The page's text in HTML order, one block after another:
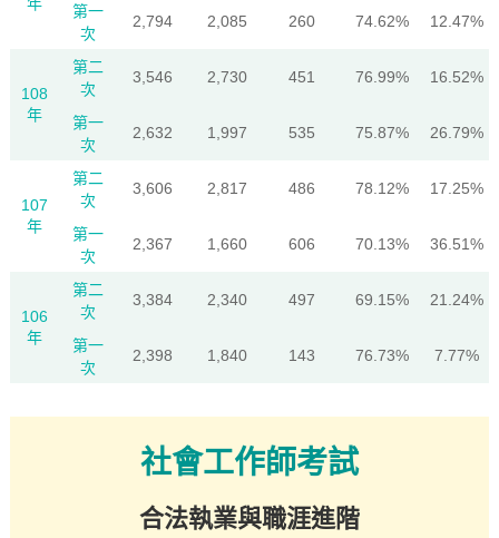
第一
次
2,794 2,085 260 74.62% 12.47%
108
年
第二
次
3,546 2,730 451 76.99% 16.52%
第一
次
2,632 1,997 535 75.87% 26.79%
107
年
第二
次
3,606 2,817 486 78.12% 17.25%
第一
次
2,367 1,660 606 70.13% 36.51%
106
年
第二
次
3,384 2,340 497 69.15% 21.24%
第一
次
2,398 1,840 143 76.73% 7.77%
社會工作師考試
合法執業與職涯進階